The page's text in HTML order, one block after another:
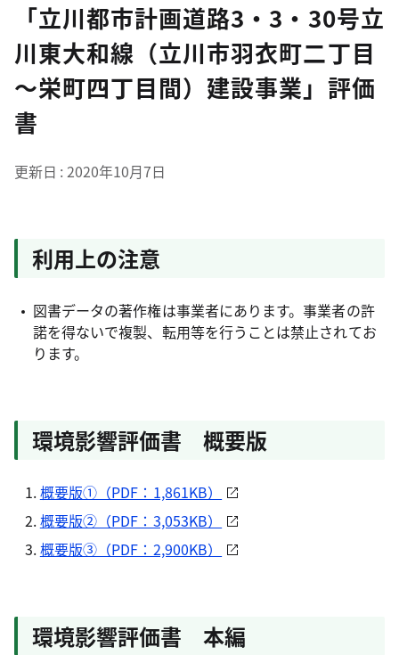
「立川都市計画道路3・3・30号立
川東大和線（立川市羽衣町二丁目
～栄町四丁目間）建設事業」評価
書
更新日 2020年10月7日
利用上の注意
図書データの著作権は事業者にあります。事業者の許
諾を得ないで複製、転用等を行うことは禁止されてお
ります。
環境影響評価書 概要版
概要版①（PDF：1,861KB）
概要版②（PDF：3,053KB）
概要版③（PDF：2,900KB）
環境影響評価書 本編